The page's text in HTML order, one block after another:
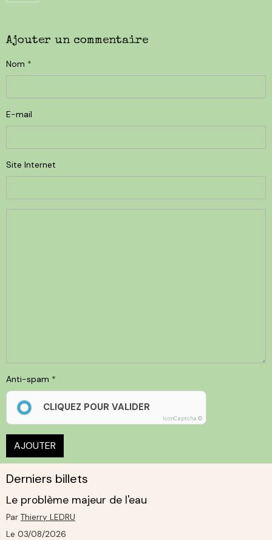
Ajouter un commentaire
Nom
E-mail
Site Internet
Anti-spam
CLIQUEZ POUR VALIDER
IconCaptcha ©
AJOUTER
Derniers billets
Le problème majeur de l'eau
Par Thierry LEDRU
Le 03/08/2026